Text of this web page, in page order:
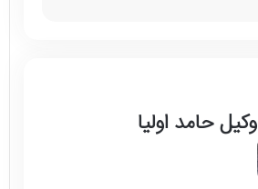
وکیل حامد اولیا